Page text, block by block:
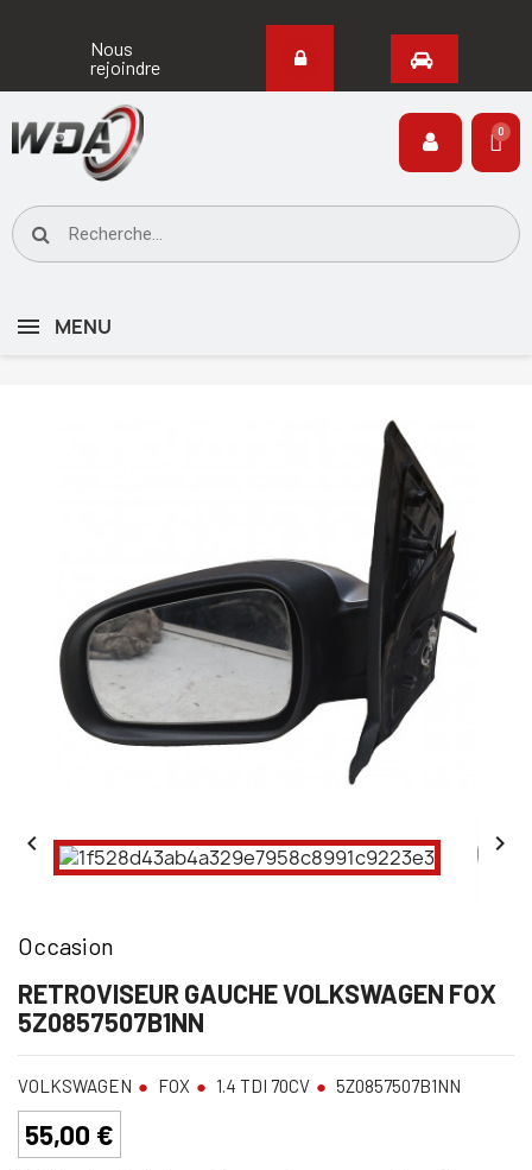
Nous
rejoindre
MENU
 
Occasion
RETROVISEUR GAUCHE VOLKSWAGEN FOX
5Z0857507B1NN
VOLKSWAGEN FOX 1.4 TDI 70CV 5Z0857507B1NN
55,00 €